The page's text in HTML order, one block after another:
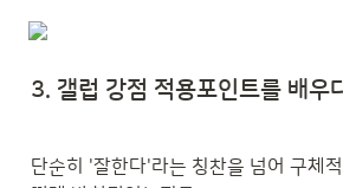
3. 갤럽 강점 적용포인트를 배우
단순히 '잘한다'라는 칭찬을 넘어 구체